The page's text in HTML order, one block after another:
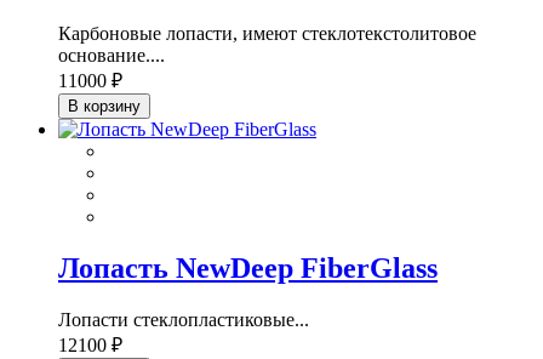
Карбоновые лопасти, имеют стеклотекстолитовое
основание....
11000 ₽
В корзину
Лопасть NewDeep FiberGlass
Лопасти стеклопластиковые...
12100 ₽